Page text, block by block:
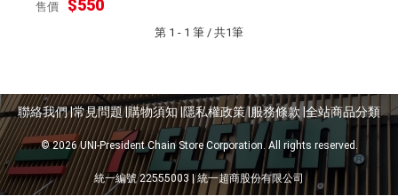
售價 $550
第 1 - 1 筆 / 共1筆
聯絡我們 |常見問題 |購物須知 |隱私權政策 |服務條款 | 全站商品分類
© 2026 UNI-President Chain Store Corporation. All rights reserved.
統一編號 22555003 | 統一超商股份有限公司